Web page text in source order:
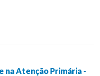
na Atenção Primária -